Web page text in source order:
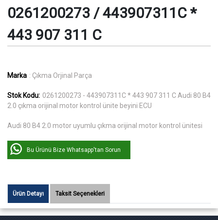
0261200273 / 443907311C *
443 907 311 C
Marka : Çıkma Orjinal Parça
Stok Kodu: 0261200273 - 443907311C * 443 907 311 C Audi 80 B4
2.0 çıkma orijinal motor kontrol ünite beyini ECU
Audi 80 B4 2.0 motor uyumlu çıkma orijinal motor kontrol ünitesi
Bu Ürünü Bize Whatsapp'tan Sorun
Ürün Detayı Taksit Seçenekleri